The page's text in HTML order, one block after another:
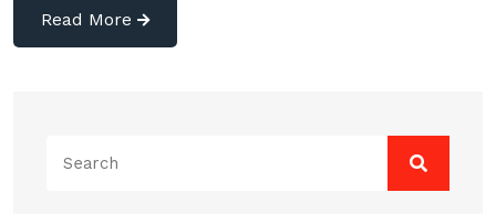
Read More
for: